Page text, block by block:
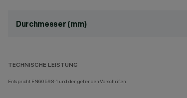
Durchmesser (mm)
TECHNISCHE LEISTUNG
Entspricht EN60598-1 und den geltenden Vorschriften.